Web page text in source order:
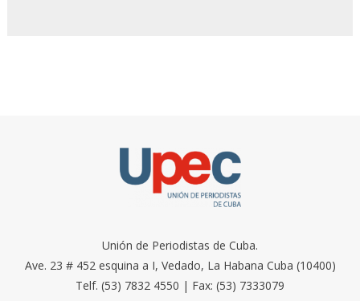
Unión de Periodistas de Cuba.
Ave. 23 # 452 esquina a I, Vedado, La Habana Cuba (10400)
Telf. (53) 7832 4550 | Fax: (53) 7333079